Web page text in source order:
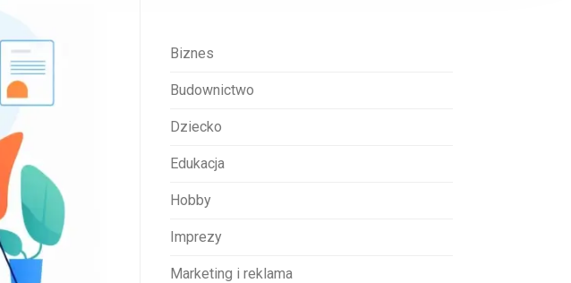
Biznes
Budownictwo
Dziecko
Edukacja
Hobby
Imprezy
Marketing i reklama